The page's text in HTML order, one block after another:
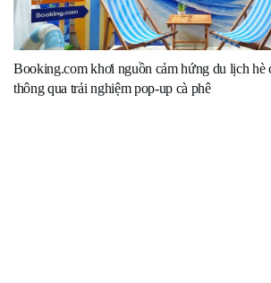
Booking.com khơi nguồn cảm hứng du lịch hè
thông qua trải nghiệm pop-up cà phê